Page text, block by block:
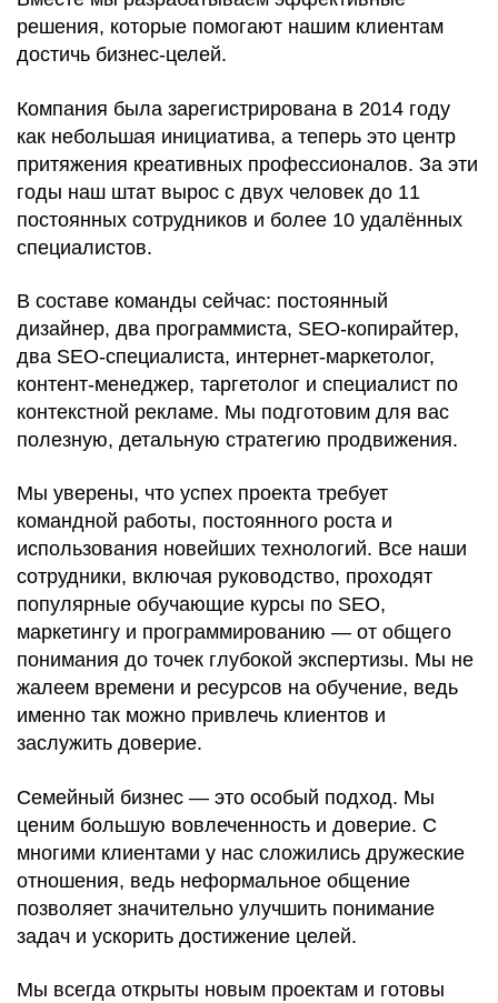
решения, которые помогают нашим клиентам
достичь бизнес-целей.
Компания была зарегистрирована в 2014 году
как небольшая инициатива, а теперь это центр
притяжения креативных профессионалов. За эти
годы наш штат вырос с двух человек до 11
постоянных сотрудников и более 10 удалённых
специалистов.
В составе команды сейчас: постоянный
дизайнер, два программиста, SEO-копирайтер,
два SEO-специалиста, интернет-маркетолог,
контент-менеджер, таргетолог и специалист по
контекстной рекламе. Мы подготовим для вас
полезную, детальную стратегию продвижения.
Мы уверены, что успех проекта требует
командной работы, постоянного роста и
использования новейших технологий. Все наши
сотрудники, включая руководство, проходят
популярные обучающие курсы по SEO,
маркетингу и программированию — от общего
понимания до точек глубокой экспертизы. Мы не
жалеем времени и ресурсов на обучение, ведь
именно так можно привлечь клиентов и
заслужить доверие.
Семейный бизнес — это особый подход. Мы
ценим большую вовлеченность и доверие. С
многими клиентами у нас сложились дружеские
отношения, ведь неформальное общение
позволяет значительно улучшить понимание
задач и ускорить достижение целей.
Мы всегда открыты новым проектам и готовы